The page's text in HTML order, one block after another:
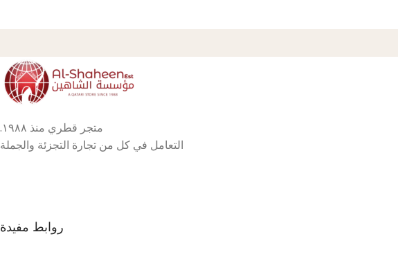
متجر قطري منذ ١٩٨٨.
التعامل في كل من تجارة التجزئة والجملة
روابط مفيدة